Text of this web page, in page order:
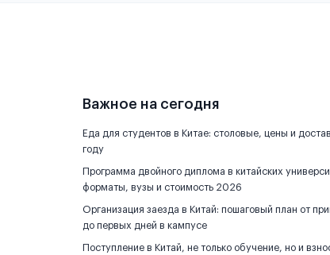
Важное на сегодня
Еда для студентов в Китае: столовые, цены и
году
Программа двойного диплома в китайских
форматы, вузы и стоимость 2026
Организация заезда в Китай: пошаговый план от
до первых дней в кампусе
Поступление в Китай, не только обучение, но и